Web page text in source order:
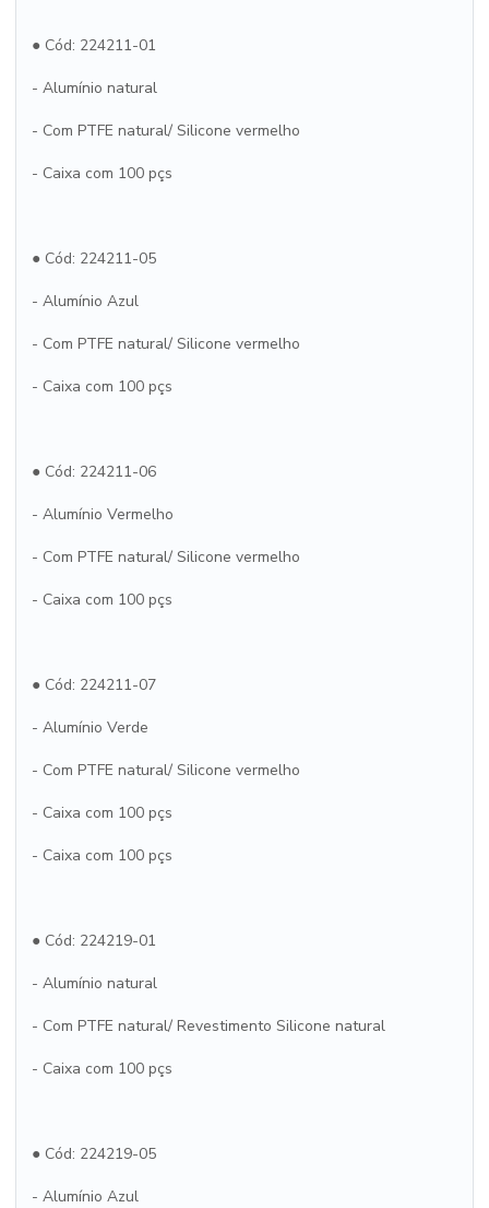
● Cód: 224211-01
- Alumínio natural
- Com PTFE natural/ Silicone vermelho
- Caixa com 100 pçs
● Cód: 224211-05
- Alumínio Azul
- Com PTFE natural/ Silicone vermelho
- Caixa com 100 pçs
● Cód: 224211-06
- Alumínio Vermelho
- Com PTFE natural/ Silicone vermelho
- Caixa com 100 pçs
● Cód: 224211-07
- Alumínio Verde
- Com PTFE natural/ Silicone vermelho
- Caixa com 100 pçs
- Caixa com 100 pçs
● Cód: 224219-01
- Alumínio natural
- Com PTFE natural/ Revestimento Silicone natural
- Caixa com 100 pçs
● Cód: 224219-05
- Alumínio Azul